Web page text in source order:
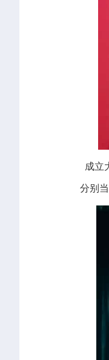
成立
分别